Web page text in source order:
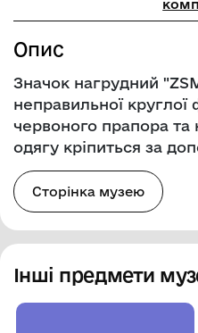
Опис
Значок нагрудний
неправильної
червоного прапора
одягу кріпиться за
Сторінка музею
Інші предмети